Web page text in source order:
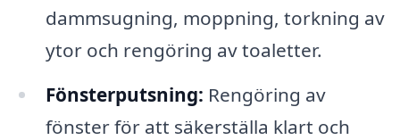
dammsugning, moppning, torkning av
ytor och rengöring av toaletter.
Fönsterputsning: Rengöring av
fönster för att säkerställa klart och